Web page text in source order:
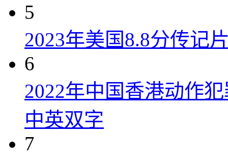
5
2023年美国8.8分传记
6
2022年中国香港动作
中英双字
7